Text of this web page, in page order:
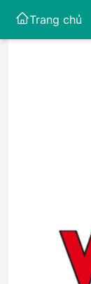
Trang chủ